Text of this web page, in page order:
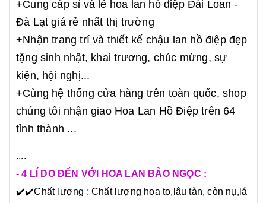
+Cung cấp sỉ và lẻ hoa lan hồ điệp Đài Loan -
Đà Lạt giá rẻ nhất thị trường
+Nhận trang trí và thiết kế chậu lan hồ điệp đẹp
tặng sinh nhật, khai trương, chúc mừng, sự
kiện, hội nghị...
+Cùng hệ thống cửa hàng trên toàn quốc, shop
chúng tôi nhận giao Hoa Lan Hồ Điệp trên 64
tỉnh thành ...
....
- 4 LÍ DO ĐẾN VỚI HOA LAN BẢO NGỌC :
✔️✔️Chất lượng : Chất lượng hoa to,lâu tàn, còn nụ,lá